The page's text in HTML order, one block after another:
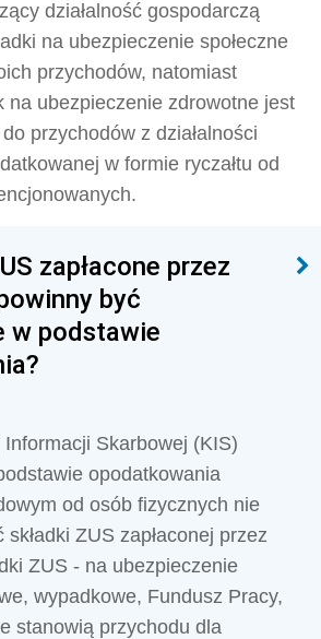
działalność gospodarczą
na ubezpieczenie społeczne
przychodów, natomiast
na ubezpieczenie zdrowotne jest
przychodów z działalności
w formie ryczałtu od
zapłacone przez
być
w podstawie
Skarbowej (KIS)
opodatkowania
od osób fizycznych nie
ZUS zapłaconej przez
ZUS - na ubezpieczenie
wypadkowe, Fundusz Pracy,
stanowią przychodu dla